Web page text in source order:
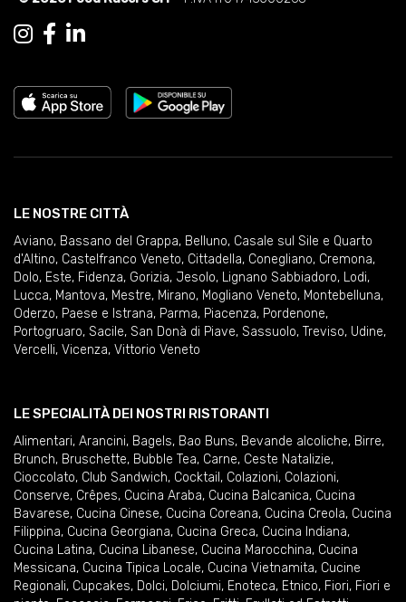
LE NOSTRE CITTÀ
Aviano, Bassano del Grappa, Belluno, Casale sul Sile e Quarto
d'Altino, Castelfranco Veneto, Cittadella, Conegliano, Cremona,
Dolo, Este, Fidenza, Gorizia, Jesolo, Lignano Sabbiadoro, Lodi,
Lucca, Mantova, Mestre, Mirano, Mogliano Veneto, Montebelluna,
Oderzo, Paese e Istrana, Parma, Piacenza, Pordenone,
Portogruaro, Sacile, San Donà di Piave, Sassuolo, Treviso, Udine,
Vercelli, Vicenza, Vittorio Veneto
LE SPECIALITÀ DEI NOSTRI RISTORANTI
Alimentari, Arancini, Bagels, Bao Buns, Bevande alcoliche, Birre,
Brunch, Bruschette, Bubble Tea, Carne, Ceste Natalizie,
Cioccolato, Club Sandwich, Cocktail , Colazioni, Colazioni,
Conserve, Crêpes, Cucina Araba, Cucina Balcanica, Cucina
Bavarese, Cucina Cinese, Cucina Coreana, Cucina Creola, Cucina
Filippina, Cucina Georgiana, Cucina Greca, Cucina Indiana,
Cucina Latina, Cucina Libanese, Cucina Marocchina, Cucina
Messicana, Cucina Tipica Locale, Cucina Vietnamita, Cucine
Regionali, Cupcakes, Dolci, Dolciumi, Enoteca, Etnico, Fiori, Fiori e